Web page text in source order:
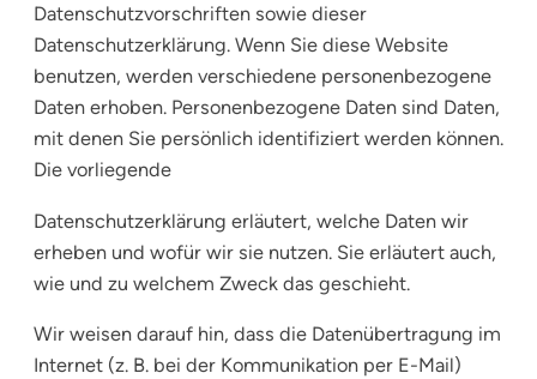
Datenschutzvorschriften sowie dieser
Datenschutzerklärung. Wenn Sie diese Website
benutzen, werden verschiedene personenbezogene
Daten erhoben. Personenbezogene Daten sind Daten,
mit denen Sie persönlich identifiziert werden können.
Die vorliegende
Datenschutzerklärung erläutert, welche Daten wir
erheben und wofür wir sie nutzen. Sie erläutert auch,
wie und zu welchem Zweck das geschieht.
Wir weisen darauf hin, dass die Datenübertragung im
Internet (z. B. bei der Kommunikation per E-Mail)